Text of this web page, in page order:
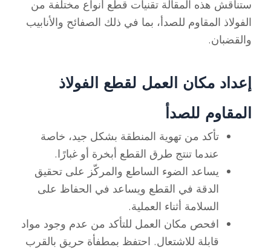
ستناقش هذه المقالة تقنيات قطع أنواع مختلفة من
الفولاذ المقاوم للصدأ، بما في ذلك الصفائح والأنابيب
والقضبان.
إعداد مكان العمل لقطع الفولاذ
المقاوم للصدأ
تأكد من تهوية المنطقة بشكل جيد، خاصة
عندما تنتج طرق القطع أبخرة أو غبارًا.
يساعد الضوء الساطع والمركّز على تحقيق
الدقة في القطع ويساعد في الحفاظ على
السلامة أثناء العملية.
افحص مكان العمل للتأكد من عدم وجود مواد
قابلة للاشتعال. احتفظ بمطفأة حريق بالقرب